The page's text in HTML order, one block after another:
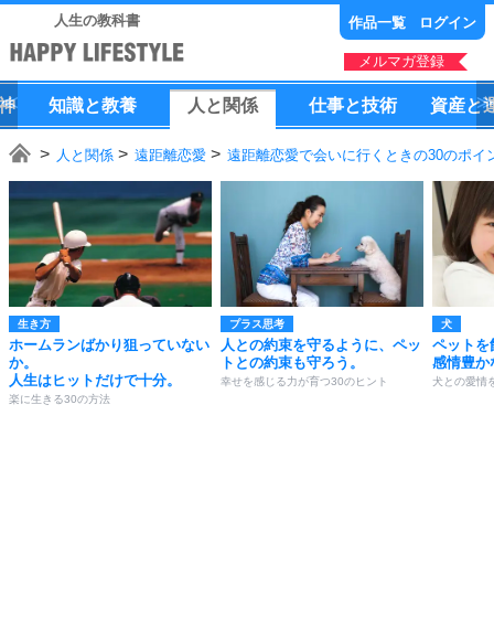
人生の教科書 作品一覧 ログイン
メルマガ登録
知識と教養 人 と 関係 仕事と技術 資産と
人と関係 遠距離恋愛 遠距離恋愛で会いに行くときの30のポイ
生き方
ホームランばかり狙っていない
か。
人生はヒットだけで十分。
楽に生きる30の方法
プラス思考
人との約束を守るように、ペッ
トとの約束も守ろう。
幸せを感じる力が育つ30のヒント
犬
ペットを
感情豊か
犬との愛情